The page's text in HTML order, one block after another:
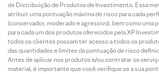
de Distribuição de Produtos de Investimento. Essa
atribuir uma pontuação máxima de risco para cada
(conservador, moderado e agressivo), bem como uma
para cada um dos produtos oferecidos pela XP
todos os clientes possam ter acesso a todos os
das quantidades e limites da pontuação de risco
Antes de aplicar nos produtos e/ou contratar os
material, é importante que você verifique se a sua